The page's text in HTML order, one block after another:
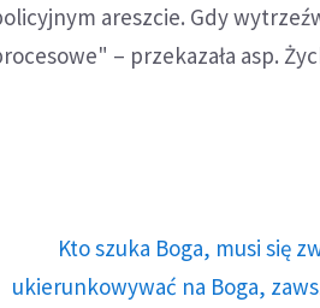
areszcie. Gdy
– przekazała asp.
Kto szuka Boga, musi się
ukierunkowywać na Boga,